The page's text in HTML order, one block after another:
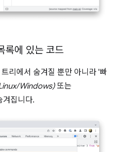
록에 있는 코드
리에서 숨겨질 뿐만 아니라 '빠
Windows)또는
겨집니다.